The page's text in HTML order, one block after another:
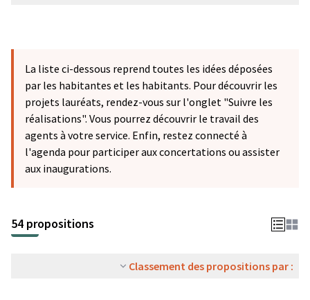
La liste ci-dessous reprend toutes les idées déposées
par les habitantes et les habitants. Pour découvrir les
projets lauréats, rendez-vous sur l'onglet "Suivre les
réalisations". Vous pourrez découvrir le travail des
agents à votre service. Enfin, restez connecté à
l'agenda pour participer aux concertations ou assister
aux inaugurations.
54 propositions
Classement des propositions par :